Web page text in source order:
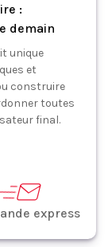
:
demain
unique
et
construire
toutes
final.
express